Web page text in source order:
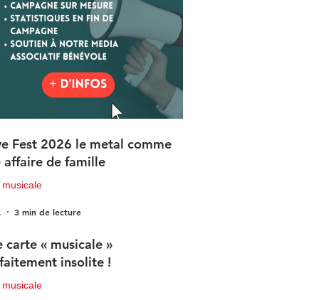
Fest 2026 le metal comme
affaire de famille
musicale
3 min de lecture
carte « musicale »
insolite !
musicale